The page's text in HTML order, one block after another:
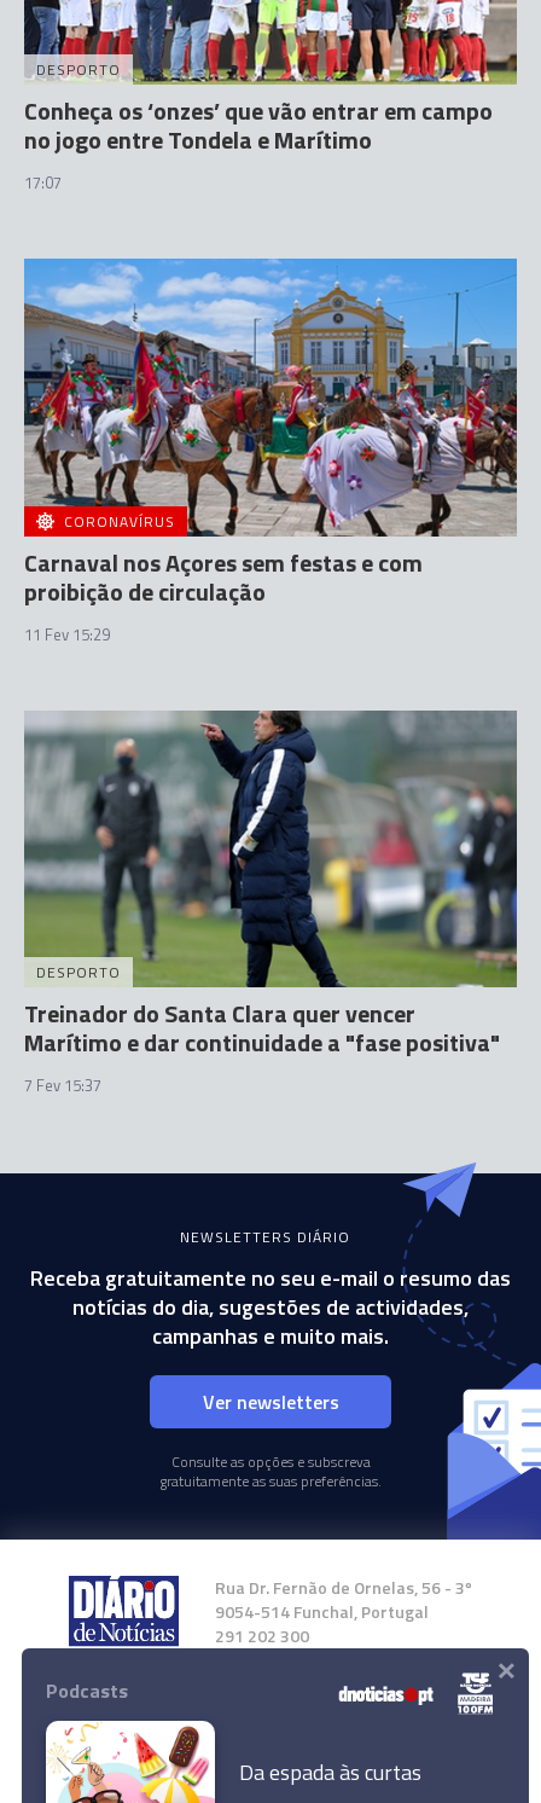
DESPORTO
Conheça os ‘onzes’ que vão entrar em campo
no jogo entre Tondela e Marítimo
17:07
CORONAVÍRUS
Carnaval nos Açores sem festas e com
proibição de circulação
11 Fev 15:29
DESPORTO
Treinador do Santa Clara quer vencer
Marítimo e dar continuidade a "fase positiva"
7 Fev 15:37
NEWSLETTERS DIÁRIO
Receba gratuitamente no seu e-mail o resumo das
notícias do dia, sugestões de actividades,
campanhas e muito mais.
Ver newsletters
Consulte as opções e subscreva
gratuitamente as suas preferências.
Rua Dr. Fernão de Ornelas, 56 - 3º
9054-514 Funchal, Portugal
291 202 300
Instale a nossa App
Podcasts
Da espada às curtas
×